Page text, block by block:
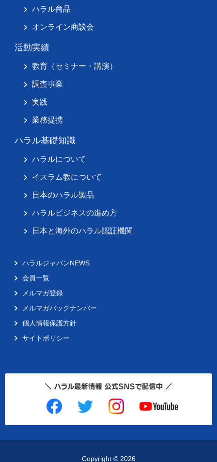
ハラル商品
オンライン商談会
活動実績
教育（セミナー・講演）
調査事業
実践
業務提携
ハラル基礎知識
ハラルについて
イスラム教について
日本のハラル製品
ハラルビジネスの進め方
日本と海外のハラル認証機関
ハラルジャパンNEWS
会員一覧
メルマガ登録
メルマガバックナンバー
個人情報保護方針
サイトポリシー
Copyright © 2026